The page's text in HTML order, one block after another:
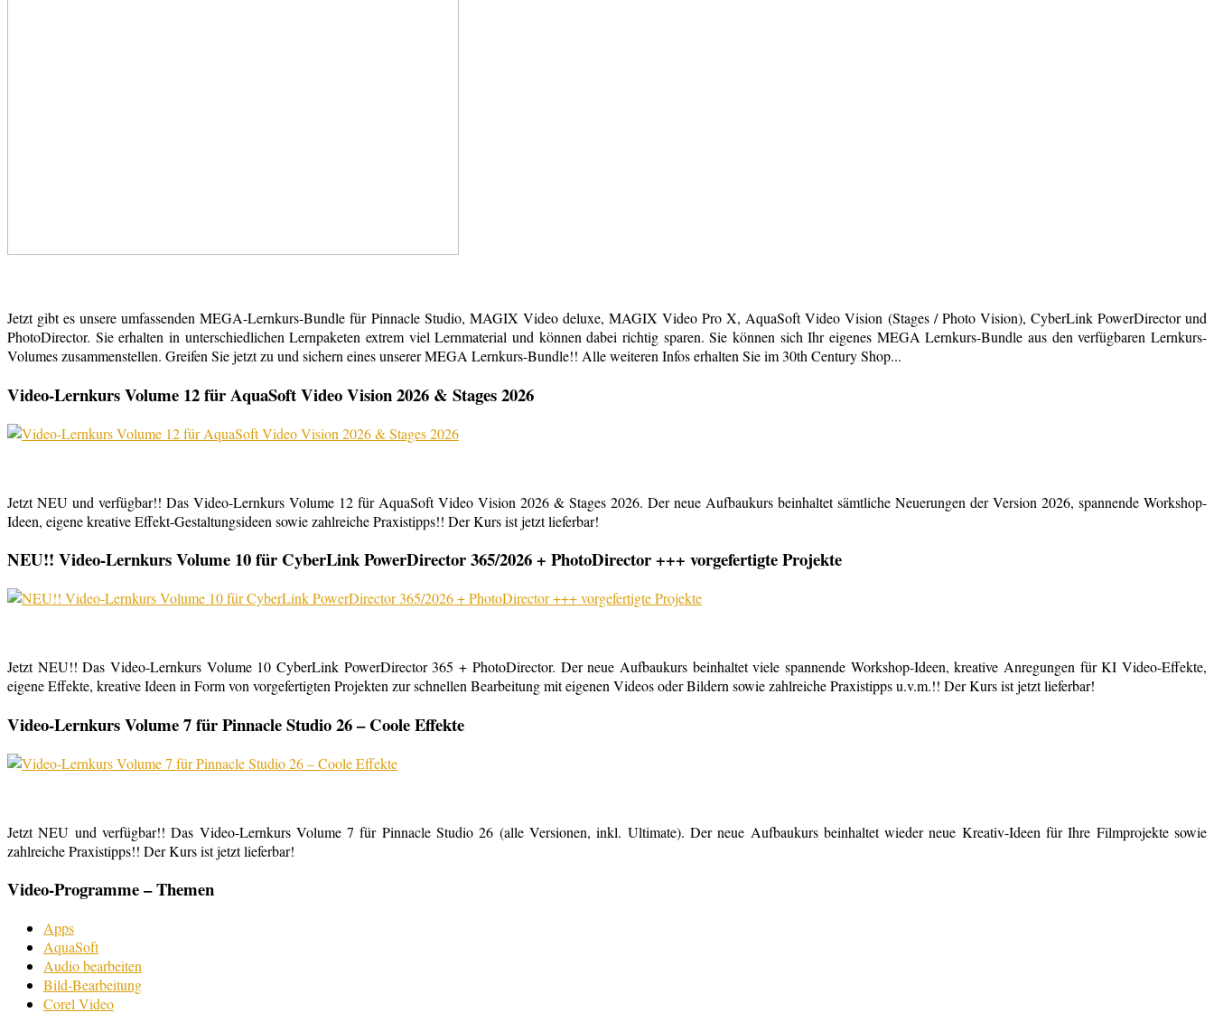
Jetzt gibt es unsere umfassenden MEGA-Lernkurs-Bundle für Pinnacle Studio, MAGIX Video deluxe, MAGIX Video Pro X, AquaSoft Video Vision (Stages / Photo Vision), CyberLink PowerDirector und
PhotoDirector. Sie erhalten in unterschiedlichen Lernpaketen extrem viel Lernmaterial und können dabei richtig sparen. Sie können sich Ihr eigenes MEGA Lernkurs-Bundle aus den verfügbaren Lernkurs-
Volumes zusammenstellen. Greifen Sie jetzt zu und sichern eines unserer MEGA Lernkurs-Bundle!! Alle weiteren Infos erhalten Sie im 30th Century Shop...
Video-Lernkurs Volume 12 für AquaSoft Video Vision 2026 & Stages 2026
Jetzt NEU und verfügbar!! Das Video-Lernkurs Volume 12 für AquaSoft Video Vision 2026 & Stages 2026. Der neue Aufbaukurs beinhaltet sämtliche Neuerungen der Version 2026, spannende Workshop-
Ideen, eigene kreative Effekt-Gestaltungsideen sowie zahlreiche Praxistipps!! Der Kurs ist jetzt lieferbar!
NEU!! Video-Lernkurs Volume 10 für CyberLink PowerDirector 365/2026 + PhotoDirector +++ vorgefertigte Projekte
Jetzt NEU!! Das Video-Lernkurs Volume 10 CyberLink PowerDirector 365 + PhotoDirector. Der neue Aufbaukurs beinhaltet viele spannende Workshop-Ideen, kreative Anregungen für KI Video-Effekte,
eigene Effekte, kreative Ideen in Form von vorgefertigten Projekten zur schnellen Bearbeitung mit eigenen Videos oder Bildern sowie zahlreiche Praxistipps u.v.m.!! Der Kurs ist jetzt lieferbar!
Video-Lernkurs Volume 7 für Pinnacle Studio 26 – Coole Effekte
Jetzt NEU und verfügbar!! Das Video-Lernkurs Volume 7 für Pinnacle Studio 26 (alle Versionen, inkl. Ultimate). Der neue Aufbaukurs beinhaltet wieder neue Kreativ-Ideen für Ihre Filmprojekte sowie
zahlreiche Praxistipps!! Der Kurs ist jetzt lieferbar!
Video-Programme – Themen
Apps
AquaSoft
Audio bearbeiten
Bild-Bearbeitung
Corel Video